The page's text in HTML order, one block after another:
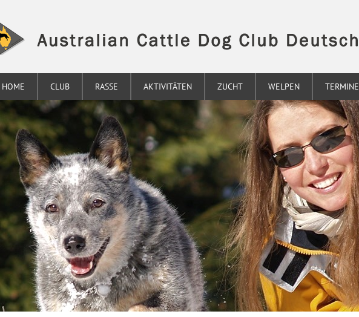
CLUB RASSE AKTIVITÄTEN ZUCHT WELPEN TERMINE